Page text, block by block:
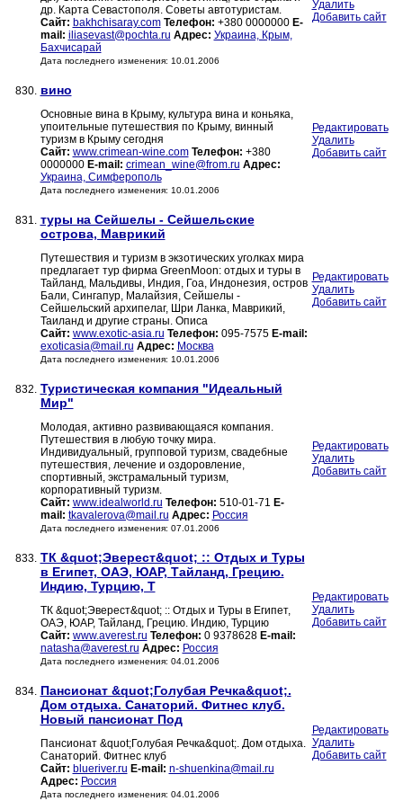
др. Карта Севастополя. Советы автотуристам.
Сайт: bakhchisaray.com Телефон: +380 0000000 E-
mail: iliasevast@pochta.ru Адрес: Украина, Крым,
Бахчисарай
Дата последнего изменения: 10.01.2006
Удалить
Добавить сайт
830. вино
Основные винa в Крыму, культура вина и коньяка,
упоительные путешествия по Крыму, винный
туризм в Крыму сегодня
Сайт: www.crimean-wine.com Телефон: +380
0000000 E-mail: crimean_wine@from.ru Адрес:
Украина, Симферополь
Дата последнего изменения: 10.01.2006
Редактировать
Удалить
Добавить сайт
831. туры на Сейшелы - Сейшельские
острова, Маврикий
Путешествия и туризм в экзотических уголках мира
предлагает тур фирма GreenMoon: отдых и туры в
Тайланд, Мальдивы, Индия, Гоа, Индонезия, остров
Бали, Сингапур, Малайзия, Сейшелы -
Сейшельский архипелаг, Шри Ланка, Маврикий,
Таиланд и другие страны. Описа
Сайт: www.exotic-asia.ru Телефон: 095-7575 E-mail:
exoticasia@mail.ru Адрес: Москва
Дата последнего изменения: 10.01.2006
Редактировать
Удалить
Добавить сайт
832. Туристическая компания "Идеальный
Мир"
Молодая, активно развивающаяся компания.
Путешествия в любую точку мира.
Индивидуальный, групповой туризм, свадебные
путешествия, лечение и оздоровление,
спортивный, экстрамальный туризм,
корпоративный туризм.
Сайт: www.idealworld.ru Телефон: 510-01-71 E-
mail: tkavalerova@mail.ru Адрес: Россия
Дата последнего изменения: 07.01.2006
Редактировать
Удалить
Добавить сайт
833. ТК &quot;Эверест&quot; :: Отдых и Туры
в Египет, ОАЭ, ЮАР, Тайланд, Грецию.
Индию, Турцию, Т
ТК &quot;Эверест&quot; :: Отдых и Туры в Египет,
ОАЭ, ЮАР, Тайланд, Грецию. Индию, Турцию
Сайт: www.averest.ru Телефон: 0 9378628 E-mail:
natasha@averest.ru Адрес: Россия
Дата последнего изменения: 04.01.2006
Редактировать
Удалить
Добавить сайт
834. Пансионат &quot;Голубая Речка&quot;.
Дом отдыха. Санаторий. Фитнес клуб.
Новый пансионат Под
Пансионат &quot;Голубая Речка&quot;. Дом отдыха.
Санаторий. Фитнес клуб
Сайт: blueriver.ru E-mail: n-shuenkina@mail.ru
Адрес: Россия
Дата последнего изменения: 04.01.2006
Редактировать
Удалить
Добавить сайт